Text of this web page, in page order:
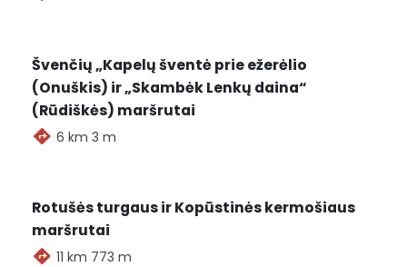
Renginių nėra
Švenčių „Kapelų šventė prie ežerėlio
(Onuškis) ir „Skambėk Lenkų daina“
(Rūdiškės) maršrutai
6 km 3 m
Rotušės turgaus ir Kopūstinės kermošiaus
maršrutai
11 km 773 m